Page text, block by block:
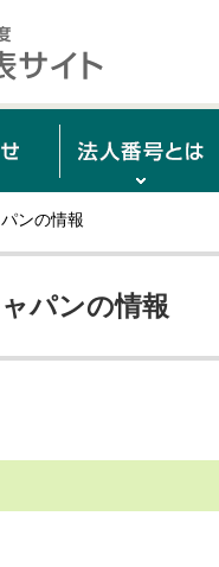
ンの情報
パンの情報